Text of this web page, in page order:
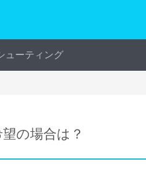
ューティング
の場合は？